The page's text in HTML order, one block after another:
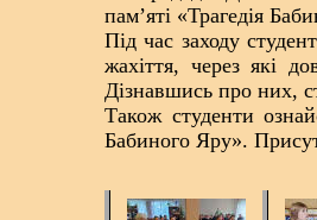
пам’яті «Трагедія
Під час заходу
жахіття, через які
Дізнавшись про них,
Також студенти
Бабиного Яру».